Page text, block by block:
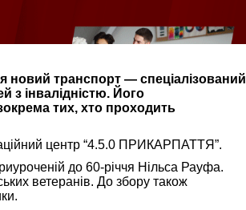
новий транспорт — спеціалізований
з інвалідністю. Його
тих, хто проходить
центр “4.5.0 ПРИКАРПАТТЯ”.
до 60-річчя Нільса Рауфа.
ветеранів. До збору також